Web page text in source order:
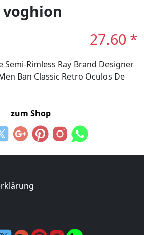
27.60 *
Semi-Rimless Ray Brand Designer
Ban Classic Retro Oculos De
zum Shop